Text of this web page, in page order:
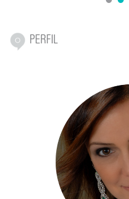
1 2
PERFIL